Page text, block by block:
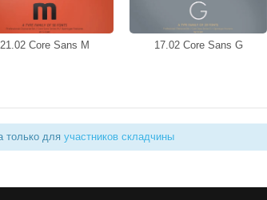
21.02 Core Sans M 17.02 Core Sans G
только для участников складчины